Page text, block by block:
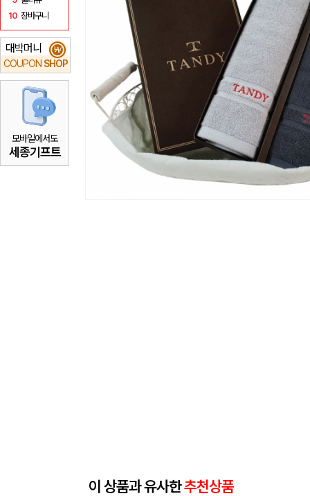
10 장바구니
대박머니
COUPON SHOP
₩
모바일에서도
세종기프트
이 상품과 유사한추천상품